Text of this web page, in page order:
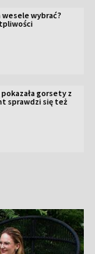
wybrać?
gorsety z
sprawdzi się też